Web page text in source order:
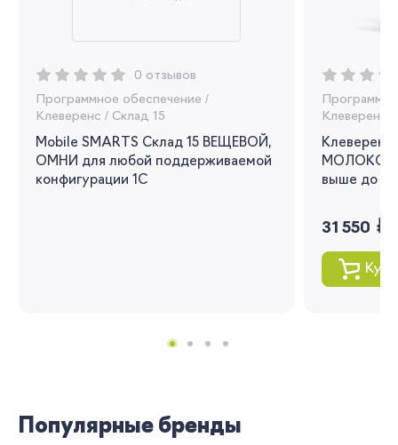
0 отзывов
Программное обеспечение /
Клеверенс / Склад 15
Mobile SMARTS Склад 15 ВЕЩЕВОЙ,
ОМНИ для любой поддерживаемой
конфигурации 1С
Клеверенс
МОЛОКО
выше до
31 550 руб.
Популярные бренды
Я согласен на обработку моих
персональных данных
Вернуться
рекомендации